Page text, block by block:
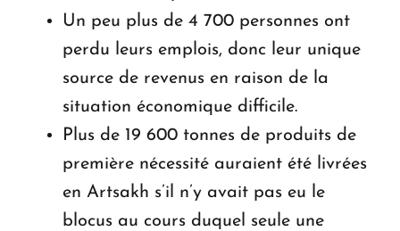
Un peu plus de 4 700 personnes ont
perdu leurs emplois, donc leur unique
source de revenus en raison de la
situation économique difficile.
Plus de 19 600 tonnes de produits de
première nécessité auraient été livrées
en Artsakh s’il n’y avait pas eu le
blocus au cours duquel seule une